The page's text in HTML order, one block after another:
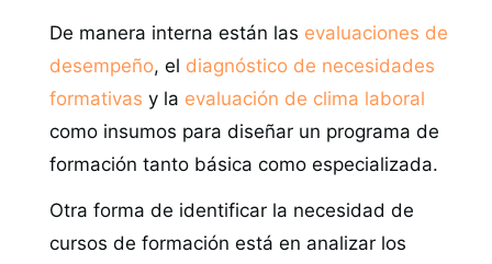
De manera interna están las evaluaciones de
desempeño, el diagnóstico de necesidades
formativas y la evaluación de clima laboral
como insumos para diseñar un programa de
formación tanto básica como especializada.
Otra forma de identificar la necesidad de
cursos de formación está en analizar los